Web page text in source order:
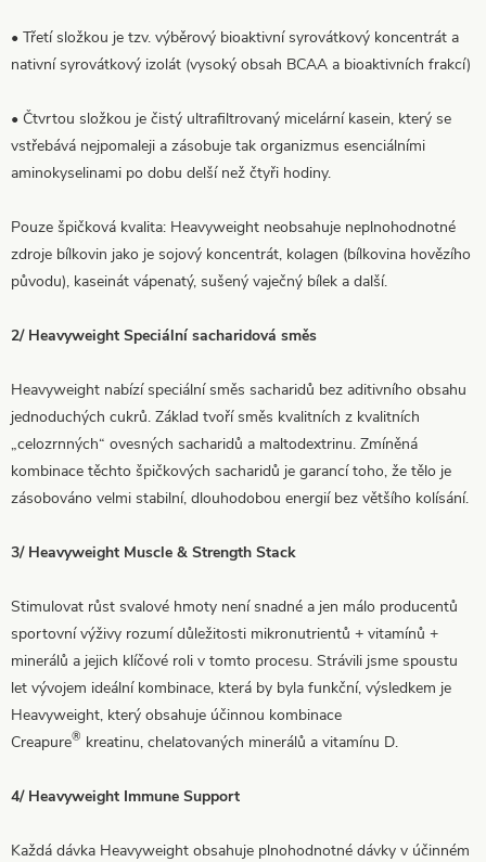
• Třetí složkou je tzv. výběrový bioaktivní syrovátkový koncentrát a
nativní syrovátkový izolát (vysoký obsah BCAA a bioaktivních frakcí)
• Čtvrtou složkou je čistý ultrafiltrovaný micelární kasein, který se
vstřebává nejpomaleji a zásobuje tak organizmus esenciálními
aminokyselinami po dobu delší než čtyři hodiny.
Pouze špičková kvalita: Heavyweight neobsahuje neplnohodnotné
zdroje bílkovin jako je sojový koncentrát, kolagen (bílkovina hovězího
původu), kaseinát vápenatý, sušený vaječný bílek a další.
2/ Heavyweight Speciální sacharidová směs
Heavyweight nabízí speciální směs sacharidů bez aditivního obsahu
jednoduchých cukrů. Základ tvoří směs kvalitních z kvalitních
„celozrnných“ ovesných sacharidů a maltodextrinu. Zmíněná
kombinace těchto špičkových sacharidů je garancí toho, že tělo je
zásobováno velmi stabilní, dlouhodobou energií bez většího kolísání.
3/ Heavyweight Muscle & Strength Stack
Stimulovat růst svalové hmoty není snadné a jen málo producentů
sportovní výživy rozumí důležitosti mikronutrientů + vitamínů +
minerálů a jejich klíčové roli v tomto procesu. Strávili jsme spoustu
let vývojem ideální kombinace, která by byla funkční, výsledkem je
Heavyweight, který obsahuje účinnou kombinace
Creapure® kreatinu, chelatovaných minerálů a vitamínu D.
4/ Heavyweight Immune Support
Každá dávka Heavyweight obsahuje plnohodnotné dávky v účinném